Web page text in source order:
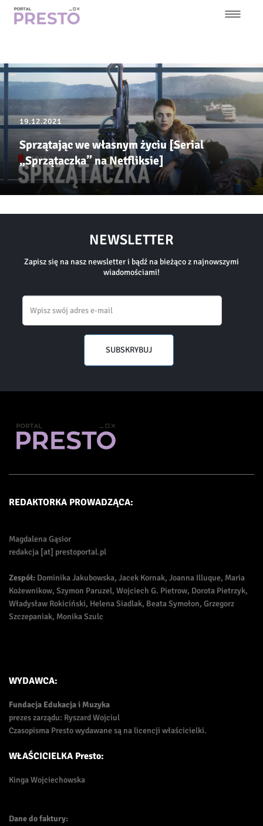
Przejdź
nawigacja
19.12.2021
Sprzątając we własnym życiu [Serial
„Sprzątaczka” na Netfliksie]
NEWSLETTER
Zapisz się na nasz newsletter i bądź na bieżąco z najnowszymi
wiadomościami!
SUBSKRYBUJ
REDAKTORKA PROWADZĄCA:
Magdalena Gąsior
redakcja [at] prestoportal.pl
Zespół: Dominika Jakubowska, Jacek Kornak, Joanna Illuque, Maria
Kożewnikow, Szymon Paruzel, Wojciech G. Pietrow, Dorota Pietrzyk,
Władysław Rokiciński, Helena Siadlak, Beata Symołon, Grzegorz
Szczepaniak, Monika Szulc
WYDAWCA:
Fundacja Edukacja i Muzyka
prezes zarządu: Ryszard Wojciul
Czasopisma Presto wydawane są na licencji właścicielki.
WŁAŚCICIELKA Presto:
Kinga Wojciechowska
Dane do faktury: